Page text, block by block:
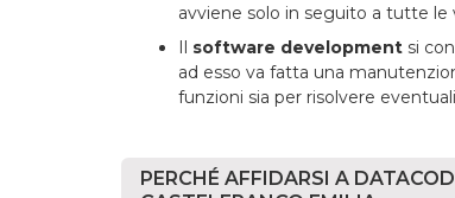
avviene solo in seguito a tutte le
Il software development si
ad esso va fatta una
funzioni sia per risolvere
PERCHÉ AFFIDARSI A